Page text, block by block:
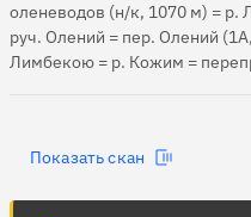
оленеводов (н/к, 1070 м) = р.
руч. Олений = пер. Олений
Лимбекою = р. Кожим =
Показать скан